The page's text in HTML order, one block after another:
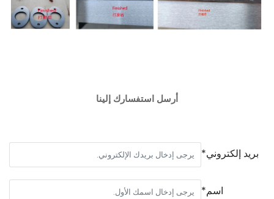
أرسل استفسارك إلينا
بريد إلكتروني*
اسم*